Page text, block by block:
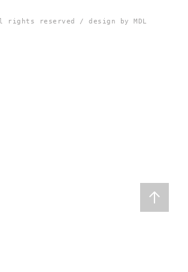
rights reserved / design by MDL